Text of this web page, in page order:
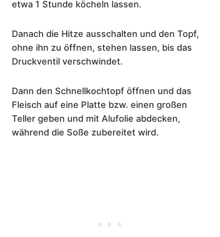
etwa 1 Stunde köcheln lassen.
Danach die Hitze ausschalten und den Topf,
ohne ihn zu öffnen, stehen lassen, bis das
Druckventil verschwindet.
Dann den Schnellkochtopf öffnen und das
Fleisch auf eine Platte bzw. einen großen
Teller geben und mit Alufolie abdecken,
während die Soße zubereitet wird.